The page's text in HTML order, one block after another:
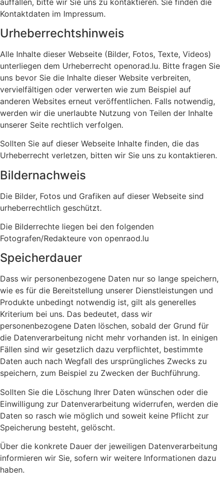
Kontaktdaten im Impressum.
Urheberrechtshinweis
Alle Inhalte dieser Webseite (Bilder, Fotos, Texte, Videos)
unterliegen dem Urheberrecht openorad.lu. Bitte fragen Sie
uns bevor Sie die Inhalte dieser Website verbreiten,
vervielfältigen oder verwerten wie zum Beispiel auf
anderen Websites erneut veröffentlichen. Falls notwendig,
werden wir die unerlaubte Nutzung von Teilen der Inhalte
unserer Seite rechtlich verfolgen.
Sollten Sie auf dieser Webseite Inhalte finden, die das
Urheberrecht verletzen, bitten wir Sie uns zu kontaktieren.
Bildernachweis
Die Bilder, Fotos und Grafiken auf dieser Webseite sind
urheberrechtlich geschützt.
Die Bilderrechte liegen bei den folgenden
Fotografen/Redakteure von openraod.lu
Speicherdauer
Dass wir personenbezogene Daten nur so lange speichern,
wie es für die Bereitstellung unserer Dienstleistungen und
Produkte unbedingt notwendig ist, gilt als generelles
Kriterium bei uns. Das bedeutet, dass wir
personenbezogene Daten löschen, sobald der Grund für
die Datenverarbeitung nicht mehr vorhanden ist. In einigen
Fällen sind wir gesetzlich dazu verpflichtet, bestimmte
Daten auch nach Wegfall des ursprüngliches Zwecks zu
speichern, zum Beispiel zu Zwecken der Buchführung.
Sollten Sie die Löschung Ihrer Daten wünschen oder die
Einwilligung zur Datenverarbeitung widerrufen, werden die
Daten so rasch wie möglich und soweit keine Pflicht zur
Speicherung besteht, gelöscht.
Über die konkrete Dauer der jeweiligen Datenverarbeitung
informieren wir Sie, sofern wir weitere Informationen dazu
haben.